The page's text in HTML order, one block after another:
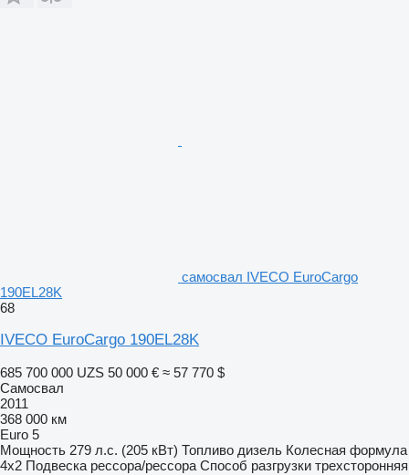
самосвал IVECO EuroCargo
190EL28K
68
IVECO EuroCargo 190EL28K
685 700 000 UZS 50 000 € ≈ 57 770 $
Самосвал
2011
368 000 км
Euro 5
Мощность 279 л.с. (205 кВт) Топливо дизель Колесная формула
4x2 Подвеска рессора/рессора Способ разгрузки трехсторонняя